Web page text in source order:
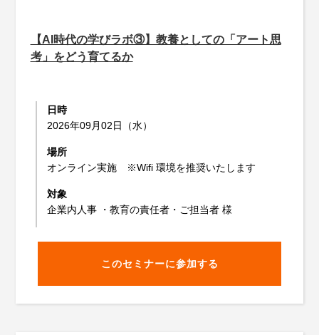
【AI時代の学びラボ③】教養としての「アート思
考」をどう育てるか
日時
2026年09月02日（水）
場所
オンライン実施 ※Wifi 環境を推奨いたします
対象
企業内人事 ・教育の責任者・ご担当者 様
このセミナーに参加する